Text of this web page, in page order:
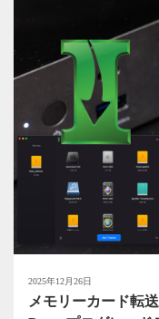
2025年12月26日
メモリーカード転